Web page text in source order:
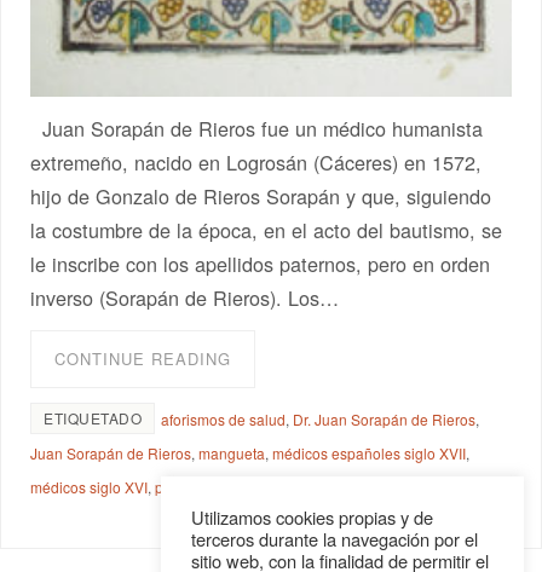
Juan Sorapán de Rieros fue un médico humanista
extremeño, nacido en Logrosán (Cáceres) en 1572,
hijo de Gonzalo de Rieros Sorapán y que, siguiendo
la costumbre de la época, en el acto del bautismo, se
le inscribe con los apellidos paternos, pero en orden
inverso (Sorapán de Rieros). Los…
CONTINUE READING
ETIQUETADO aforismos de salud, Dr. Juan Sorapán de Rieros,
Juan Sorapán de Rieros,mangueta,médicos españoles siglo XVII,
médicos siglo XVI,paremiólogo
Utilizamos cookies propias y de
terceros durante la navegación por el
sitio web, con la finalidad de permitir el